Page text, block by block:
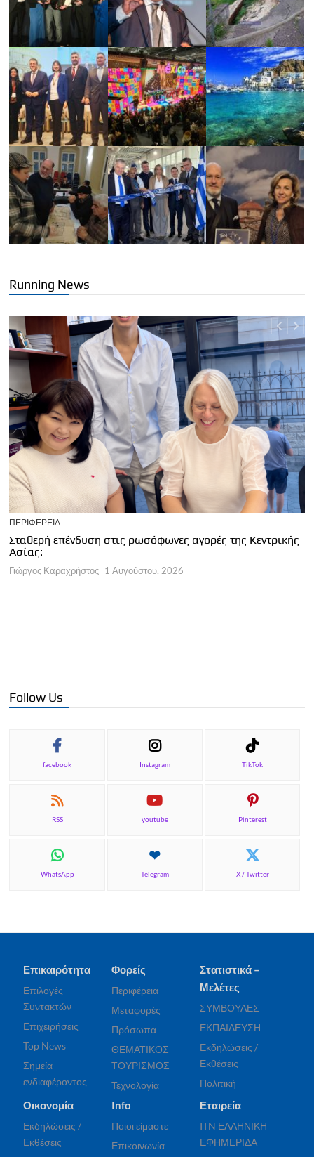
Running News
ΠΕΡΙΦΕΡΕΙΑ
Σταθερή επένδυση στις ρωσόφωνες αγορές της Κεντρικής
Ασίας:
Γιώργος Καραχρήστος 1 Αυγούστου, 2026
Follow Us
facebook Instagram TikTok
RSS youtube Pinterest
WhatsApp Telegram X / Twitter
Επικαιρότητα
Επιλογές
Συντακτών
Επιχειρήσεις
Top News
Σημεία
ενδιαφέροντος
Φορείς
Περιφέρεια
Μεταφορές
Πρόσωπα
ΘΕΜΑΤΙΚΟΣ
ΤΟΥΡΙΣΜΟΣ
Τεχνολογία
Στατιστικά –
Μελέτες
ΣΥΜΒΟΥΛΕΣ
ΕΚΠΑΙΔΕΥΣΗ
Εκδηλώσεις /
Εκθέσεις
Πολιτική
Οικονομία
Εκδηλώσεις /
Εκθέσεις
Info
Ποιοι είμαστε
Επικοινωνία
Εταιρεία
ITN ΕΛΛΗΝΙΚΗ
ΕΦΗΜΕΡΙΔΑ